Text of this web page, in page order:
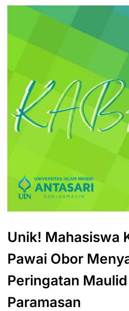
Unik! Mahasiswa
Pawai Obor
Peringatan
Paramasan